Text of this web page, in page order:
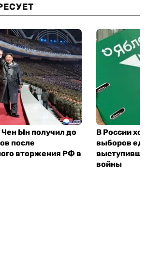
Ын получил до
после
вторжения РФ в
В России
выборов
войны